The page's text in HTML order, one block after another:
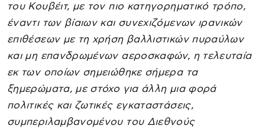
του Κουβέιτ, με τον πιο κατηγορηματικό τρόπο,
έναντι των βίαιων και συνεχιζόμενων ιρανικών
επιθέσεων με τη χρήση βαλλιστικών πυραύλων
και μη επανδρωμένων αεροσκαφών, η τελευταία
εκ των οποίων σημειώθηκε σήμερα τα
ξημερώματα, με στόχο για άλλη μια φορά
πολιτικές και ζωτικές εγκαταστάσεις,
συμπεριλαμβανομένου του Διεθνούς